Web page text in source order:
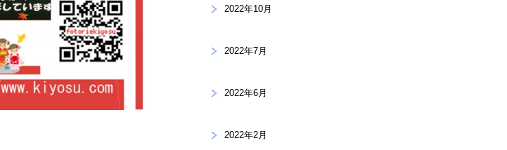
2022年10月
2022年7月
2022年6月
2022年2月